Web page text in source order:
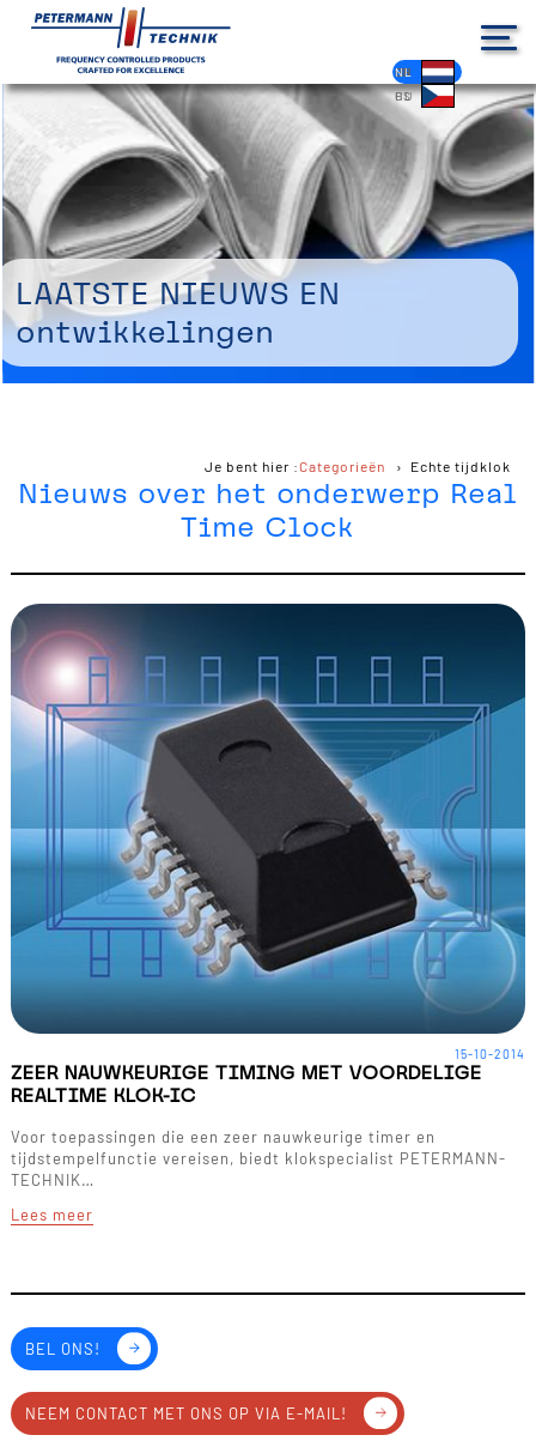
DE
EN
FR
ES
PL
IT
NL
HU
CS
Laatste nieuws en
ontwikkelingen
Je bent hier :Categorieën Echte tijdklok
Nieuws over het onderwerp Real
Time Clock
ZEER NAUWKEURIGE TIMING MET VOORDELIGE
REALTIME KLOK-IC
Voor toepassingen die een zeer nauwkeurige timer en
tijdstempelfunctie vereisen, biedt klokspecialist PETERMANN-
TECHNIK…
Lees meer
15-10-2014
BEL ONS!
NEEM CONTACT MET ONS OP VIA E-MAIL!